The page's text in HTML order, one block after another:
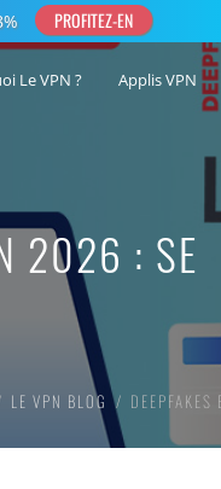
Le VPN ? Applis VPN
2026 : SE
LE VPN BLOG